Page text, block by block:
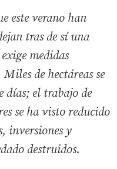
este verano han
tras de sí una
medidas
de hectáreas se
días; el trabajo de
se ha visto reducido
inversiones y
destruidos.